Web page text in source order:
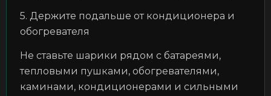
5. Держите подальше от кондиционера и
обогревателя
Не ставьте шарики рядом с батареями,
тепловыми пушками, обогревателями,
каминами, кондиционерами и сильными